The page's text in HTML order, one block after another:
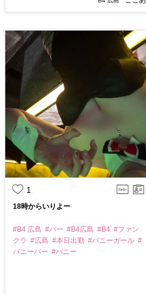
1
18時からいりよー
#B4 広島 #バー #B4広島 #B4 #ファン
クラ #広島 #本日出勤 #バニーガール #
バニーバー #バニー